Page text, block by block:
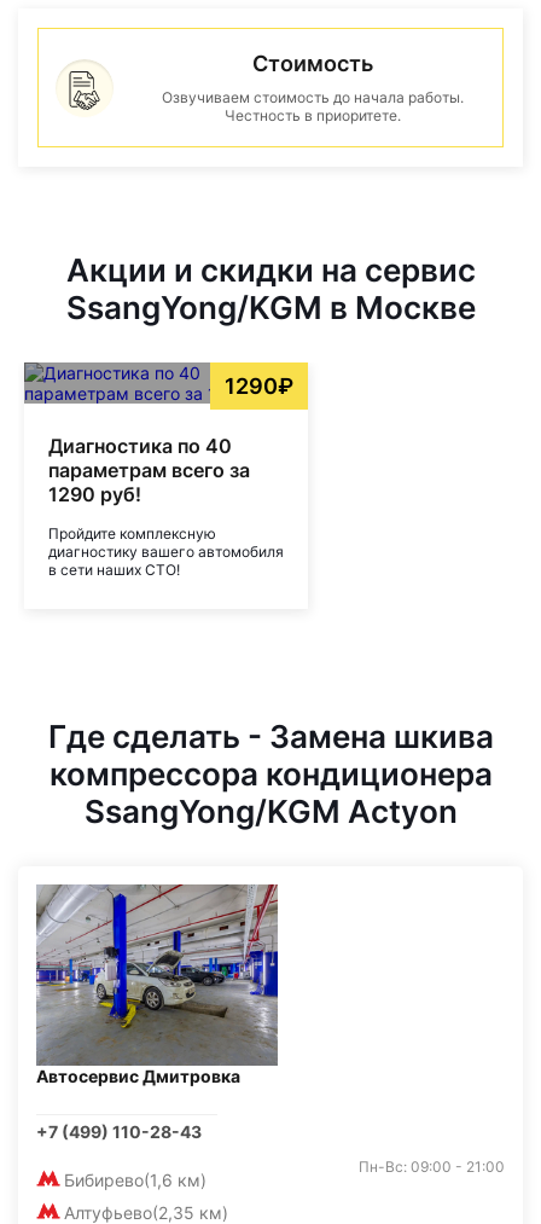
Стоимость
Озвучиваем стоимость до начала работы.
Честность в приоритете.
Акции и скидки на сервис
SsangYong/KGM в Москве
1290₽
Диагностика по 40
параметрам всего за
1290 руб!
Пройдите комплексную
диагностику вашего автомобиля
в сети наших СТО!
Где сделать - Замена шкива
компрессора кондиционера
SsangYong/KGM Actyon
Автосервис Дмитровка
+7 (499) 110-28-43
Бибирево(1,6 км)
Алтуфьево(2,35 км)
Пн-Вс: 09:00 - 21:00